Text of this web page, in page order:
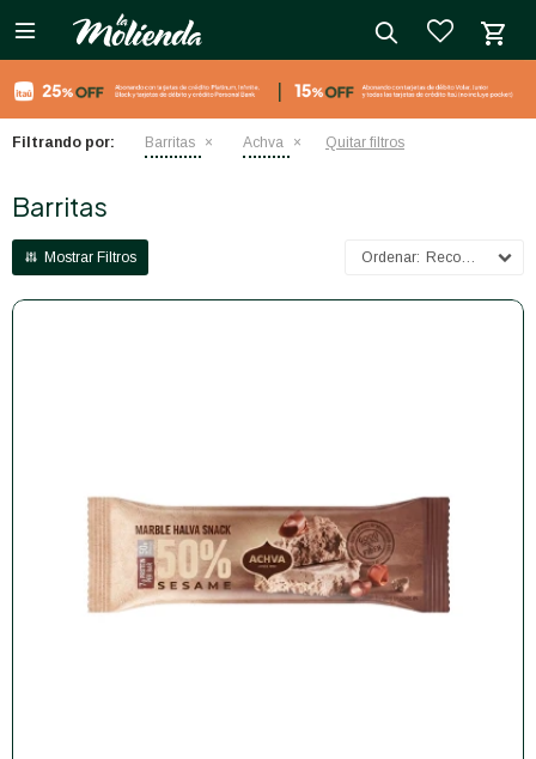

Filtrando por: Barritas Achva Quitar filtros
Barritas
Recomendados